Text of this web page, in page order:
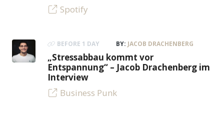
Spotify
BEFORE 1 DAY BY: JACOB DRACHENBERG
„Stressabbau kommt vor
Entspannung“ – Jacob Drachenberg im
Interview
Business Punk